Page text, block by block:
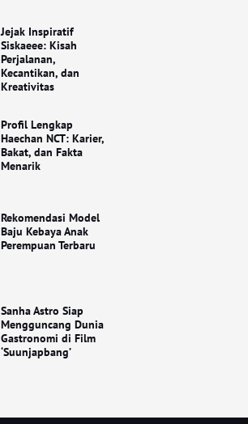
Jejak Inspiratif
Siskaeee: Kisah
Perjalanan,
Kecantikan, dan
Kreativitas
Profil Lengkap
Haechan NCT: Karier,
Bakat, dan Fakta
Menarik
Rekomendasi Model
Baju Kebaya Anak
Perempuan Terbaru
Sanha Astro Siap
Mengguncang Dunia
Gastronomi di Film
‘Suunjapbang’